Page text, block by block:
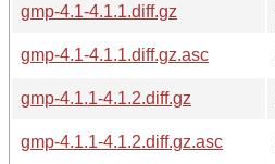
gmp-4.1-4.1.1.diff.gz
gmp-4.1-4.1.1.diff.gz.asc
gmp-4.1.1-4.1.2.diff.gz
gmp-4.1.1-4.1.2.diff.gz.asc